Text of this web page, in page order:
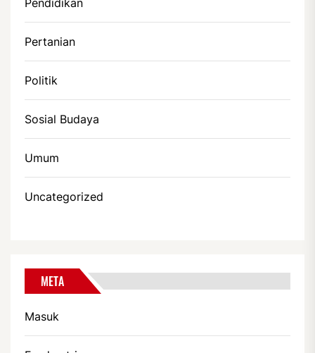
Pertanian
Politik
Sosial Budaya
Umum
Uncategorized
META
Masuk